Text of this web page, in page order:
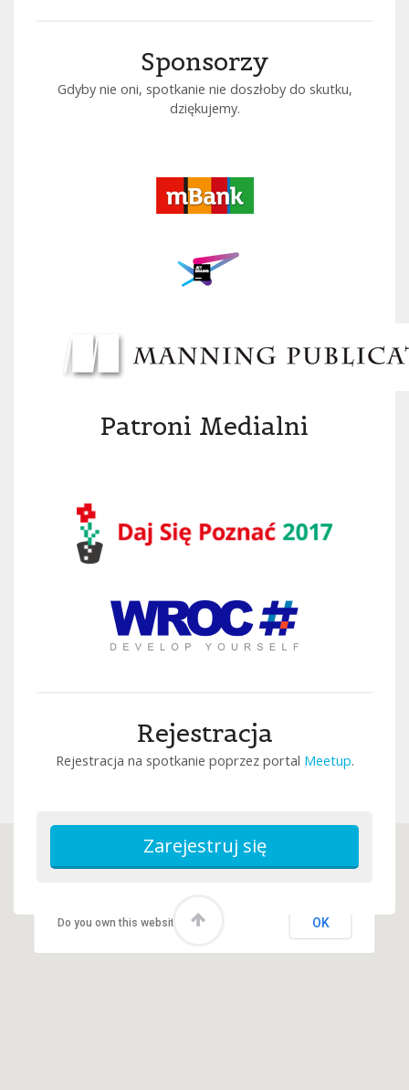
Sponsorzy
Gdyby nie oni, spotkanie nie doszłoby do skutku,
dziękujemy.
Patroni Medialni
Rejestracja
Rejestracja na spotkanie poprzez portal Meetup.
Do you own this website? OK